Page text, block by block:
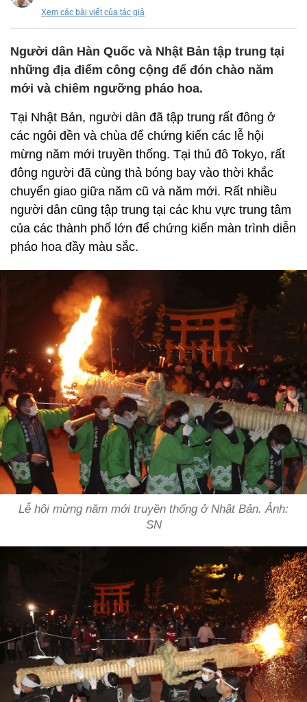
Xem các bài viết của tác giả
Người dân Hàn Quốc và Nhật Bản tập trung tại
những địa điểm công cộng để đón chào năm
mới và chiêm ngưỡng pháo hoa.
Tại Nhật Bản, người dân đã tập trung rất đông ở
các ngôi đền và chùa để chứng kiến các lễ hội
mừng năm mới truyền thống. Tại thủ đô Tokyo, rất
đông người đã cùng thả bóng bay vào thời khắc
chuyển giao giữa năm cũ và năm mới. Rất nhiều
người dân cũng tập trung tại các khu vực trung tâm
của các thành phố lớn để chứng kiến màn trình diễn
pháo hoa đầy màu sắc.
Lễ hội mừng năm mới truyền thống ở Nhật Bản. Ảnh:
SN